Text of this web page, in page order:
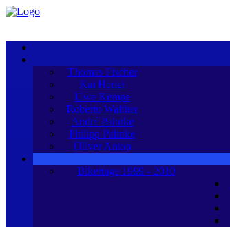
Thomas Fischer
Kai Hertel
Uwe Kempe
Roberto Walther
André Pahnke
Philipp Pahnke
Oliver Anton
Bikertage 1999 - 2010